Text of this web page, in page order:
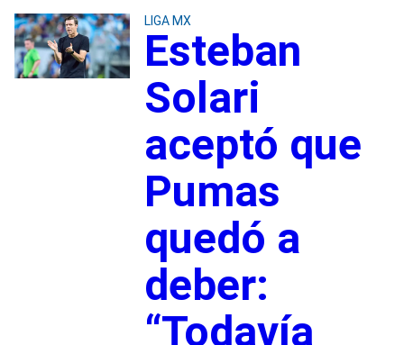
LIGA MX
Esteban
Solari
aceptó que
Pumas
quedó a
deber:
“Todavía